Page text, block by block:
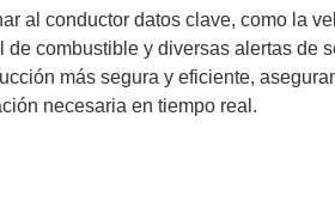
al conductor datos clave, como la
de combustible y diversas alertas de
más segura y eficiente,
necesaria en tiempo real.